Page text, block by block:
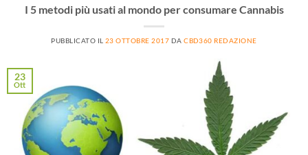
I 5 metodi più usati al mondo per consumare Cannabis
PUBBLICATO IL 23 OTTOBRE 2017 DACBD360 REDAZIONE
23
Ott